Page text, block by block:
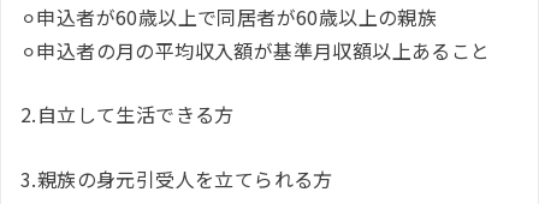
⚪︎申込者が60歳以上で同居者が60歳以上の親族
⚪︎申込者の月の平均収入額が基準月収額以上あること
2.自立して生活できる方
3.親族の身元引受人を立てられる方